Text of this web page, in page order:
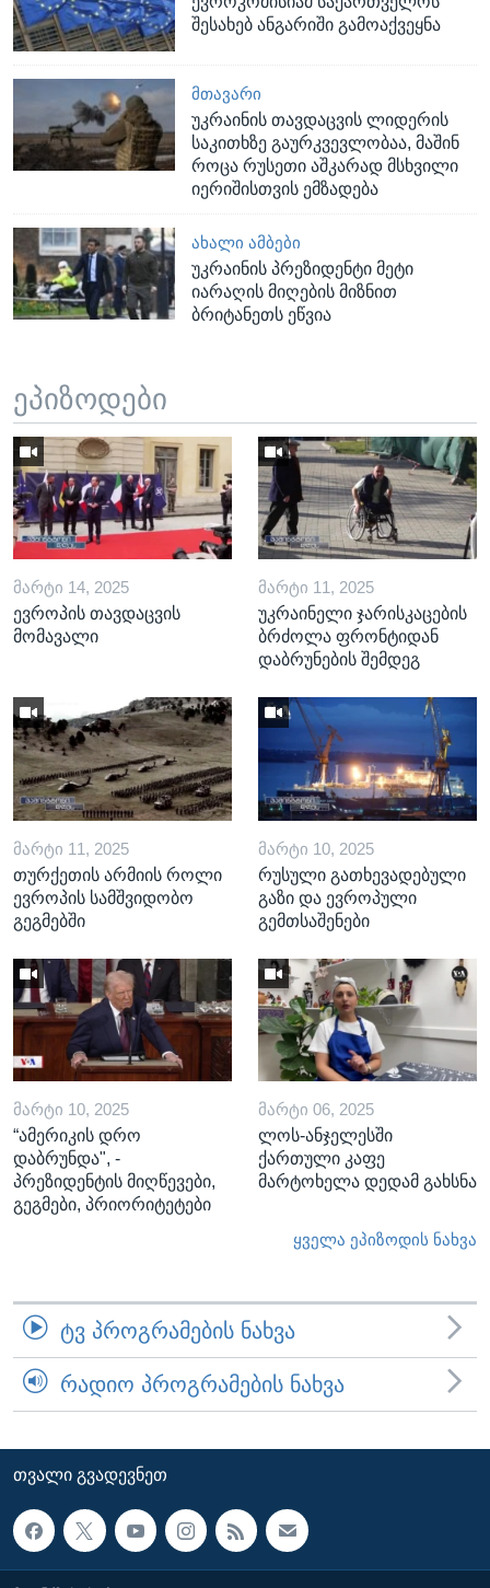
შესახებ ანგარიში გამოაქვეყნა
ᲛᲗᲐᲕᲐᲠᲘ
უკრაინის თავდაცვის ლიდერის
საკითხზე გაურკვევლობაა, მაშინ
როცა რუსეთი აშკარად მსხვილი
იერიშისთვის ემზადება
ᲐᲮᲐᲚᲘ ᲐᲛᲑᲔᲑᲘ
უკრაინის პრეზიდენტი მეტი
იარაღის მიღების მიზნით
ბრიტანეთს ეწვია
ეპიზოდები
ᲛᲐᲠᲢᲘ 14, 2025
ევროპის თავდაცვის
მომავალი
ᲛᲐᲠᲢᲘ 11, 2025
უკრაინელი ჯარისკაცების
ბრძოლა ფრონტიდან
დაბრუნების შემდეგ
ᲛᲐᲠᲢᲘ 11, 2025
თურქეთის არმიის როლი
ევროპის სამშვიდობო
გეგმებში
ᲛᲐᲠᲢᲘ 10, 2025
რუსული გათხევადებული
გაზი და ევროპული
გემთსაშენები
ᲛᲐᲠᲢᲘ 10, 2025
“ამერიკის დრო
დაბრუნდა", -
პრეზიდენტის მიღწევები,
გეგმები, პრიორიტეტები
ᲛᲐᲠᲢᲘ 06, 2025
ლოს-ანჯელესში
ქართული კაფე
მარტოხელა დედამ გახსნა
ყველა ეპიზოდის ნახვა
ᲢᲕ ᲞᲠᲝᲒᲠᲐᲛᲔᲑᲘᲡ ᲜᲐᲮᲕᲐ
ᲠᲐᲓᲘᲝ ᲞᲠᲝᲒᲠᲐᲛᲔᲑᲘᲡ ᲜᲐᲮᲕᲐ
ᲗᲕᲐᲚᲘ ᲒᲕᲐᲓᲔᲕᲜᲔᲗ